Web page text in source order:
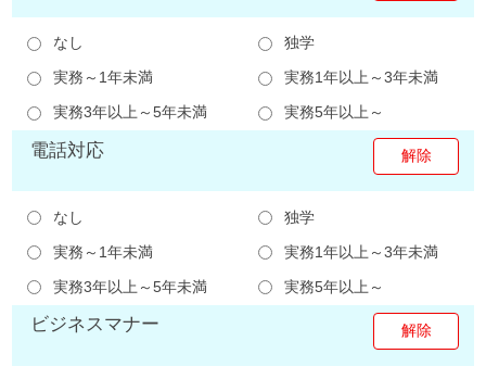
なし
独学
実務～1年未満
実務1年以上～3年未満
実務3年以上～5年未満
実務5年以上～
電話対応
なし
独学
実務～1年未満
実務1年以上～3年未満
実務3年以上～5年未満
実務5年以上～
ビジネスマナー